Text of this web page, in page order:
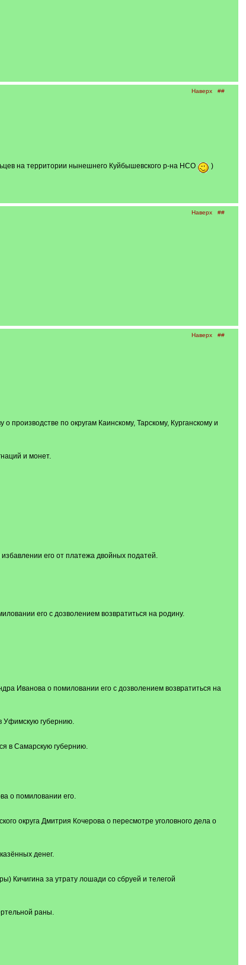
Наверх ##
на территории нынешнего Куйбышевского р-на НСО
)
Наверх ##
Наверх ##
по округам Каинскому, Тарскому, Курганскому и
и монет.
его от платежа двойных податей.
его с дозволением возвратиться на родину.
Иванова о помиловании его с дозволением возвратиться на
Уфимскую губернию.
в Самарскую губернию.
о помиловании его.
округа Дмитрия Кочерова о пересмотре уголовного дела о
денег.
Кичигина за утрату лошади со сбруей и телегой
раны.